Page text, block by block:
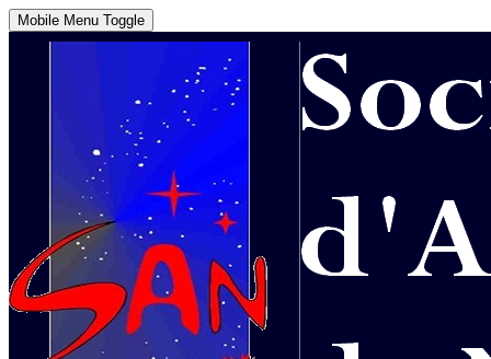
Mobile Menu Toggle